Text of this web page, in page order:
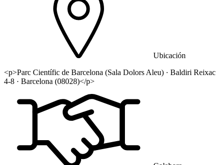
Ubicación
<p>Parc Científic de Barcelona (Sala Dolors Aleu) · Baldiri Reixac
4-8 · Barcelona (08028)</p>